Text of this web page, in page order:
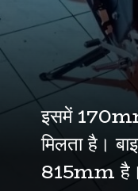
इसमें
मिलता है।
815mm है।